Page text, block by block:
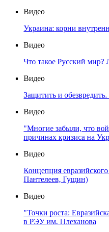
Видео
Украина: корни
Видео
Что такое Русский мир?
Видео
Защитить и
Видео
"Многие забыли, что
причинах кризиса на
Видео
Концепция
Пантелеев, Гущин)
Видео
"Точки роста:
в РЭУ им. Плеханова